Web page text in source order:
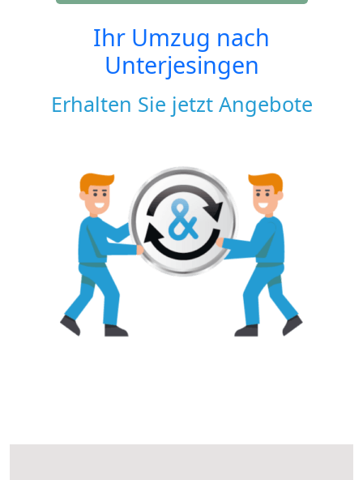
Ihr Umzug nach
Unterjesingen
Erhalten Sie jetzt Angebote